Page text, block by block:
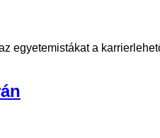
egyetemistákat a